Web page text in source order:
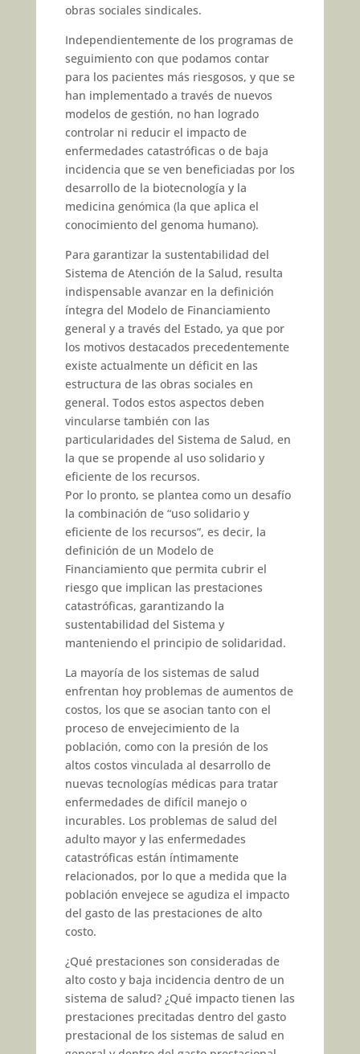
obras sociales sindicales.
Independientemente de los programas de
seguimiento con que podamos contar
para los pacientes más riesgosos, y que se
han implementado a través de nuevos
modelos de gestión, no han logrado
controlar ni reducir el impacto de
enfermedades catastróficas o de baja
incidencia que se ven beneficiadas por los
desarrollo de la biotecnología y la
medicina genómica (la que aplica el
conocimiento del genoma humano).
Para garantizar la sustentabilidad del
Sistema de Atención de la Salud, resulta
indispensable avanzar en la definición
íntegra del Modelo de Financiamiento
general y a través del Estado, ya que por
los motivos destacados precedentemente
existe actualmente un déficit en las
estructura de las obras sociales en
general. Todos estos aspectos deben
vincularse también con las
particularidades del Sistema de Salud, en
la que se propende al uso solidario y
eficiente de los recursos.
Por lo pronto, se plantea como un desafío
la combinación de “uso solidario y
eficiente de los recursos”, es decir, la
definición de un Modelo de
Financiamiento que permita cubrir el
riesgo que implican las prestaciones
catastróficas, garantizando la
sustentabilidad del Sistema y
manteniendo el principio de solidaridad.
La mayoría de los sistemas de salud
enfrentan hoy problemas de aumentos de
costos, los que se asocian tanto con el
proceso de envejecimiento de la
población, como con la presión de los
altos costos vinculada al desarrollo de
nuevas tecnologías médicas para tratar
enfermedades de difícil manejo o
incurables. Los problemas de salud del
adulto mayor y las enfermedades
catastróficas están íntimamente
relacionados, por lo que a medida que la
población envejece se agudiza el impacto
del gasto de las prestaciones de alto
costo.
¿Qué prestaciones son consideradas de
alto costo y baja incidencia dentro de un
sistema de salud? ¿Qué impacto tienen las
prestaciones precitadas dentro del gasto
prestacional de los sistemas de salud en